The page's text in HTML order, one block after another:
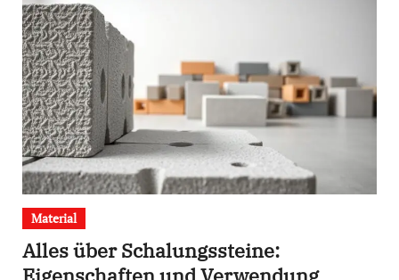
Material
Alles über Schalungssteine: